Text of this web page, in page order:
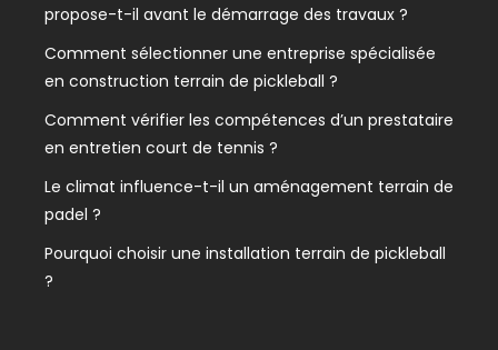
propose-t-il avant le démarrage des travaux ?
Comment sélectionner une entreprise spécialisée
en construction terrain de pickleball ?
Comment vérifier les compétences d’un prestataire
en entretien court de tennis ?
Le climat influence-t-il un aménagement terrain de
padel ?
Pourquoi choisir une installation terrain de pickleball
?